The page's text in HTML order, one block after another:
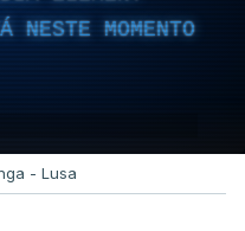
NESTE MOMENTO
- Lusa